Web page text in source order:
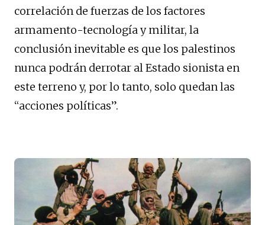
correlación de fuerzas de los factores
armamento-tecnología y militar, la
conclusión inevitable es que los palestinos
nunca podrán derrotar al Estado sionista en
este terreno y, por lo tanto, solo quedan las
“acciones políticas”.